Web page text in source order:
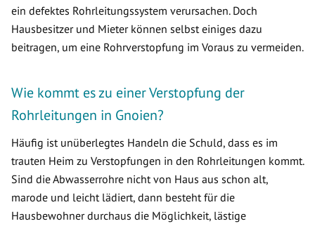
ein defektes Rohrleitungssystem verursachen. Doch
Hausbesitzer und Mieter können selbst einiges dazu
beitragen, um eine Rohrverstopfung im Voraus zu vermeiden.
Wie kommt es zu einer Verstopfung der
Rohrleitungen in Gnoien?
Häufig ist unüberlegtes Handeln die Schuld, dass es im
trauten Heim zu Verstopfungen in den Rohrleitungen kommt.
Sind die Abwasserrohre nicht von Haus aus schon alt,
marode und leicht lädiert, dann besteht für die
Hausbewohner durchaus die Möglichkeit, lästige